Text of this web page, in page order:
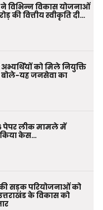
ने विभिन्न विकास योजनाओं
की वित्तीय स्वीकृति दी…
को मिले नियुक्ति
बोले-यह जनसेवा का
पेपर लीक मामले में
किया केस…
सड़क परियोजनाओं को
के विकास को